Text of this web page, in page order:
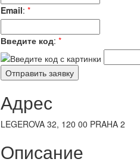
Email: *
Введите код: *
Адрес
LEGEROVA 32, 120 00 PRAHA 2
Описание